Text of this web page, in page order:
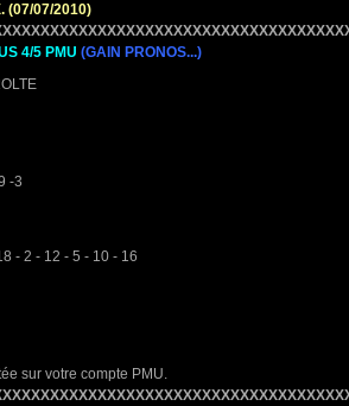
(07/07/2010)
4/5 PMU (GAIN PRONOS...)
-3
- 2 - 12 - 5 - 10 - 16
sur votre compte PMU.